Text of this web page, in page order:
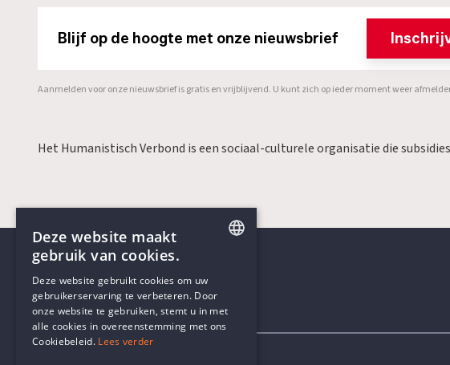
Blijf op de hoogte met onze nieuwsbrief
Aanmelden voor onze nieuwsbrief is gratis en vrijblijvend. U kunt zich op ieder moment weer
Het Humanistisch Verbond is een sociaal-culturele organisatie die
Contactgegevens
DUTCH
Deze website maakt
gebruik van cookies.
Deze website gebruikt cookies om uw
gebruikerservaring te verbeteren. Door
onze website te gebruiken, stemt u in met
alle cookies in overeenstemming met ons
Cookiebeleid. Lees verder